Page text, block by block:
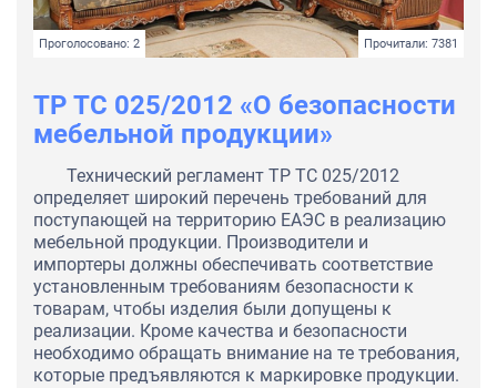
Проголосовано: 2 Прочитали: 7381
ТР ТС 025/2012 «О безопасности
мебельной продукции»
Технический регламент ТР ТС 025/2012
определяет широкий перечень требований для
поступающей на территорию ЕАЭС в реализацию
мебельной продукции. Производители и
импортеры должны обеспечивать соответствие
установленным требованиям безопасности к
товарам, чтобы изделия были допущены к
реализации. Кроме качества и безопасности
необходимо обращать внимание на те требования,
которые предъявляются к маркировке продукции.